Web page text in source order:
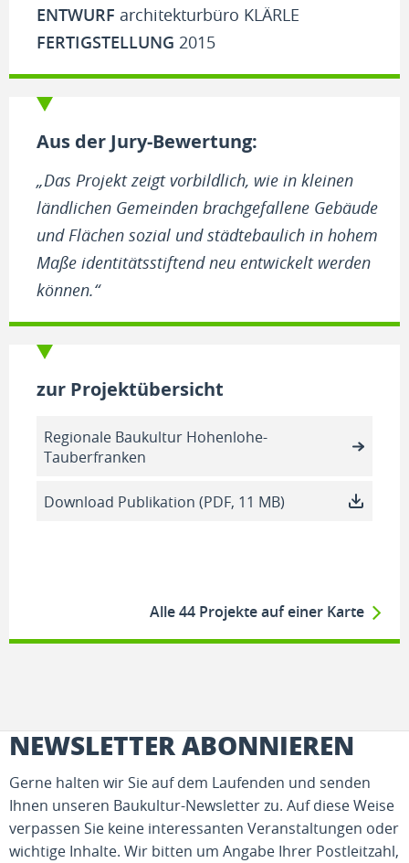
ENTWURF architekturbüro KLÄRLE
FERTIGSTELLUNG 2015
Aus der Jury-Bewertung:
„Das Projekt zeigt vorbildlich, wie in kleinen
ländlichen Gemeinden brachgefallene Gebäude
und Flächen sozial und städtebaulich in hohem
Maße identitätsstiftend neu entwickelt werden
können.“
zur Projektübersicht
Regionale Baukultur Hohenlohe-
Tauberfranken
Download Publikation (PDF, 11 MB)
Alle 44 Projekte auf einer Karte
NEWSLETTER ABONNIEREN
Gerne halten wir Sie auf dem Laufenden und senden
Ihnen unseren Baukultur-Newsletter zu. Auf diese Weise
verpassen Sie keine interessanten Veranstaltungen oder
wichtige Inhalte. Wir bitten um Angabe Ihrer Postleitzahl,